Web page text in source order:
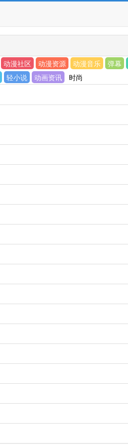
动漫社区 动漫资源 动漫音乐 弹幕
轻小说 动画资讯
时尚